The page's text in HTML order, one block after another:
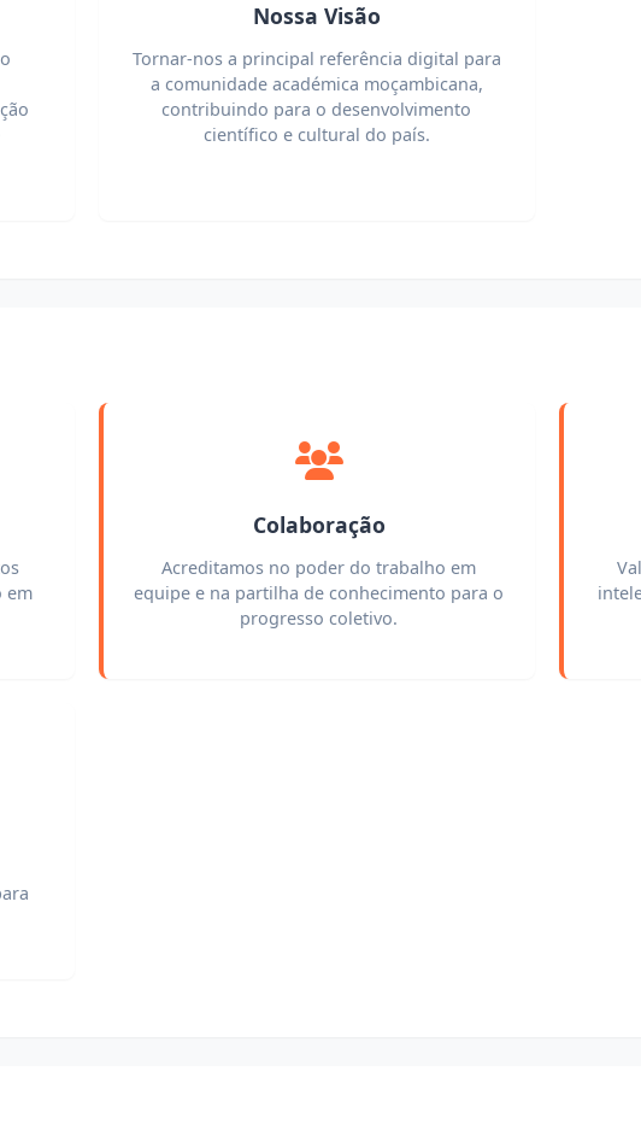
Nossa Visão
Tornar-nos a principal referência digital para
a comunidade académica moçambicana,
contribuindo para o desenvolvimento
científico e cultural do país.
em
Colaboração
Acreditamos no poder do trabalho em
equipe e na partilha de conhecimento para o
progresso coletivo.